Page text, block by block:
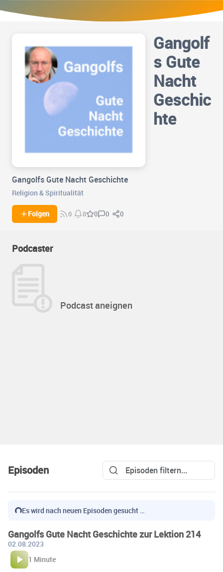
Gangolf
s Gute
Nacht
Geschic
hte
Gangolfs Gute Nacht Geschichte
Religion & Spiritualität
Folgen 0 0 0 0 0
Podcaster
Podcast aneignen
Episoden
Es wird nach neuen Episoden gesucht …
Gangolfs Gute Nacht Geschichte zur Lektion 214
02.08.2023
1 Minute